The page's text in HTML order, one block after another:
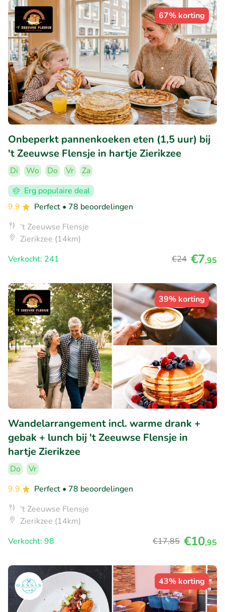
67% korting
Onbeperkt pannenkoeken eten (1,5 uur) bij
't Zeeuwse Flensje in hartje Zierikzee
Di Wo Do Vr
Za
Erg populaire deal
9.9
Perfect • 78 beoordelingen
‘t Zeeuwse Flensje
Zierikzee (14km)
Verkocht: 241
€24 €7,95
39% korting
Wandelarrangement incl. warme drank +
gebak + lunch bij 't Zeeuwse Flensje in
hartje Zierikzee
Do
Vr
9.9
Perfect • 78 beoordelingen
‘t Zeeuwse Flensje
Zierikzee (14km)
Verkocht: 98
€17,85 €10,95
43% korting